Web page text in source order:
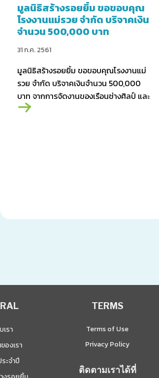
มูลนิธิสร้างรอยยิ้ม ขอขอบคุณ
โรงงานแม่รวย จำกัด บริจาคเงิน
จำนวน 500,000 บาท
31 ก.ค. 2561
มูลนิธิสร้างรอยยิ้ม ขอขอบคุณโรงงานแม่
รวย จำกัด บริจาคเงินจำนวน 500,000
บาท จากการจัดงานของเรือนช่างศิลป์ และ
กลุ่มแฟนคลับของคุณเป๊ก
เรา
องเรา
ะจำปี
TERMS
Terms of Use
Privacy Policy
ติดตามเราได้ที่